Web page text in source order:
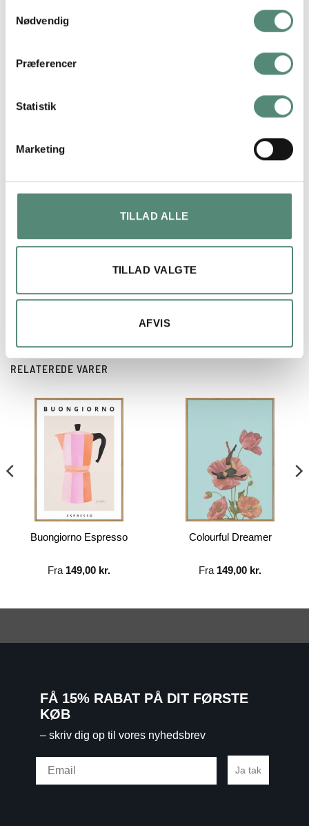
Nødvendig
Præferencer
Statistik
Marketing
TILLAD ALLE
TILLAD VALGTE
AFVIS
4 måneder siden
RELATEREDE VARER
Buongiorno Espresso
Fra 149,00 kr.
Colourful Dreamer
Fra 149,00 kr.
FÅ 15% RABAT PÅ DIT FØRSTE
KØB
– skriv dig op til vores nyhedsbrev
Ja tak